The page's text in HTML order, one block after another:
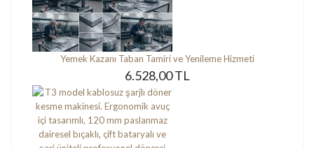
Yemek Kazanı Taban Tamiri ve Yenileme Hizmeti
6.528,00 TL